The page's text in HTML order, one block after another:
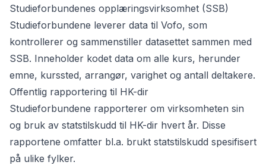
Studieforbundenes opplæringsvirksomhet (SSB)
Studieforbundene leverer data til Vofo, som
kontrollerer og sammenstiller datasettet sammen med
SSB. Inneholder kodet data om alle kurs, herunder
emne, kurssted, arrangør, varighet og antall deltakere.
Offentlig rapportering til HK-dir
Studieforbundene rapporterer om virksomheten sin
og bruk av statstilskudd til HK-dir hvert år. Disse
rapportene omfatter bl.a. brukt statstilskudd spesifisert
på ulike fylker.